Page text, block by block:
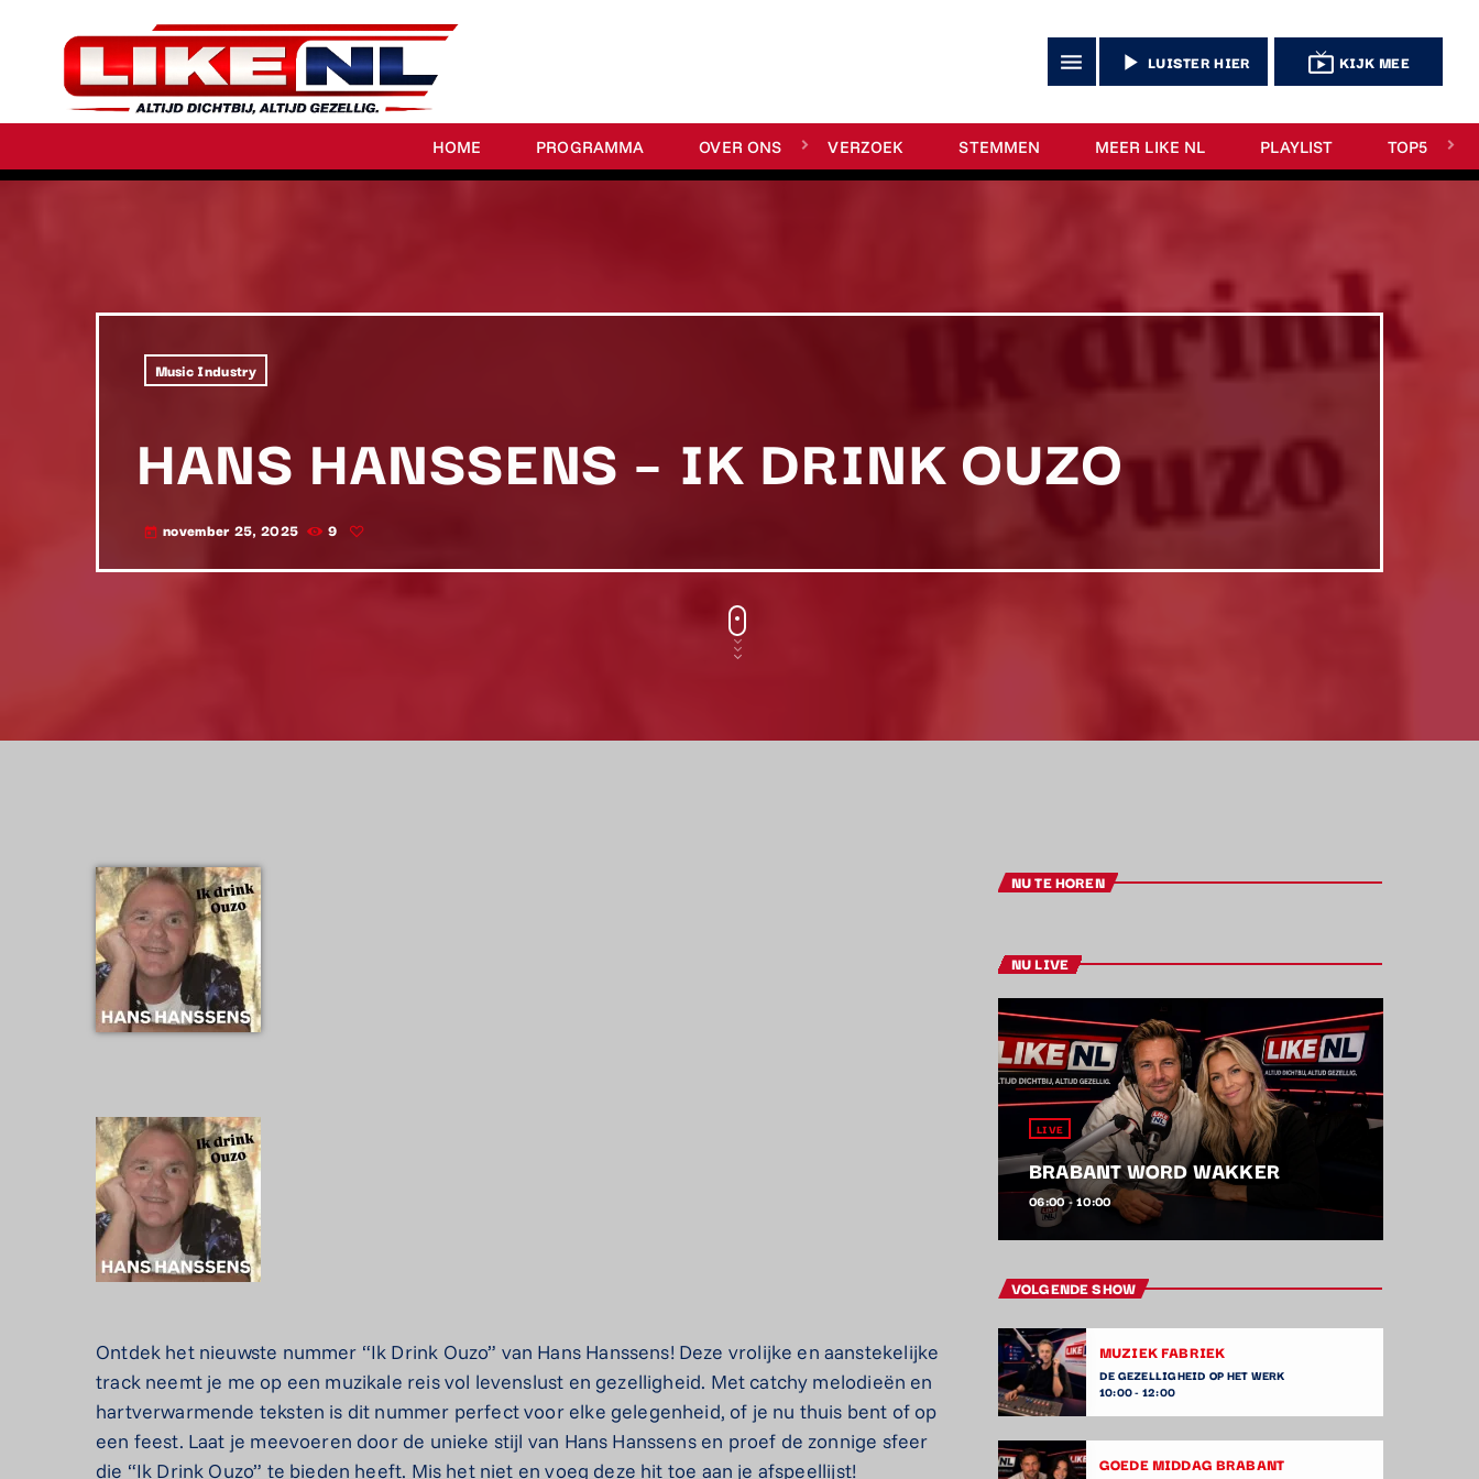
HOME PROGRAMMA OVER ONS VERZOEK STEMMEN MEER LIKE NL PLAYLIST TOP5
menu play_arrow LUISTER HIER live_tv KIJK MEE
Music Industry
HANS HANSSENS – IK DRINK OUZO
today november 25, 2025 9
Ontdek het nieuwste nummer “Ik Drink Ouzo” van Hans Hanssens! Deze vrolijke en aanstekelijke
track neemt je me op een muzikale reis vol levenslust en gezelligheid. Met catchy melodieën en
hartverwarmende teksten is dit nummer perfect voor elke gelegenheid, of je nu thuis bent of op
een feest. Laat je meevoeren door de unieke stijl van Hans Hanssens en proef de zonnige sfeer
die “Ik Drink Ouzo” te bieden heeft. Mis het niet en voeg deze hit toe aan je afspeellijst!
NU TE HOREN
NU LIVE
LIVE
BRABANT WORD WAKKER
06:00 - 10:00
VOLGENDE SHOW
MUZIEK FABRIEK
DE GEZELLIGHEID OP HET WERK
10:00 - 12:00
GOEDE MIDDAG BRABANT